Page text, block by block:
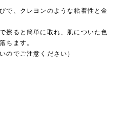
で、クレヨンのような粘着性と金
擦ると簡単に取れ、肌についた色
ちます。
のでご注意ください）